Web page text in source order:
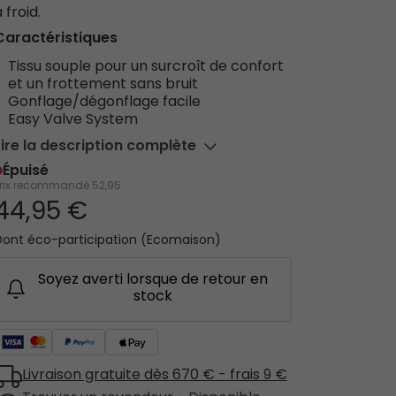
froid.
Tissu souple pour un surcroît de confort
et un frottement sans bruit
Gonflage/dégonflage facile
Easy Valve System
la description complète
Épuisé
recommandé 52,95
€
éco-participation (Ecomaison)
Soyez averti lorsque de retour en
stock
Livraison gratuite dès 670 € - frais 9 €